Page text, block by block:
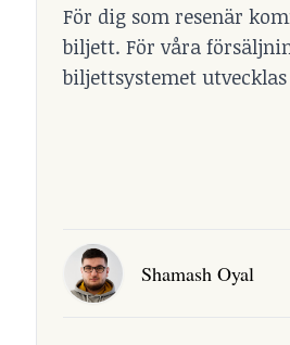
För dig som resenär
biljett. För våra
biljettsystemet
Shamash Oyal